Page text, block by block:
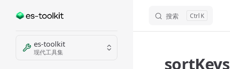
Skip to content 搜索 K
Sidebar Navigation
es-toolkit
现代工具集
sortKeys